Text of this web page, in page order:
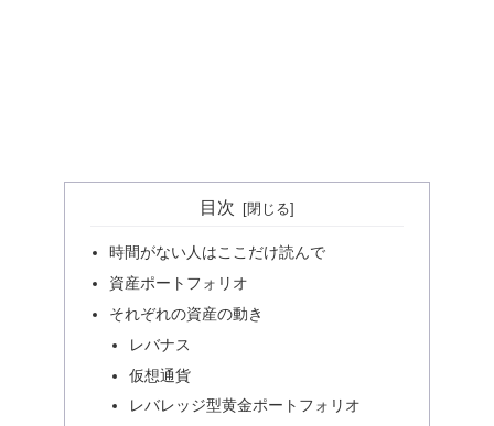
目次
時間がない人はここだけ読んで
資産ポートフォリオ
それぞれの資産の動き
レバナス
仮想通貨
レバレッジ型黄金ポートフォリオ